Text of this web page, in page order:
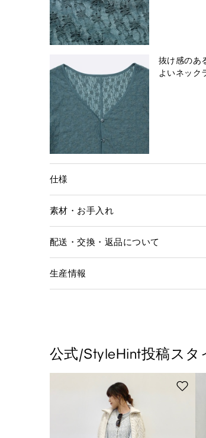
抜け感のあ
よいネック
仕様
素材・お手入れ
配送・交換・返品について
生産情報
公式/StyleHint投稿スタ